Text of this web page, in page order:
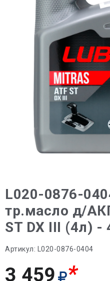
L020-0876-
тр.масло д/
ST DX III (4л) -
Артикул: L020-0876-0404
3 459 *